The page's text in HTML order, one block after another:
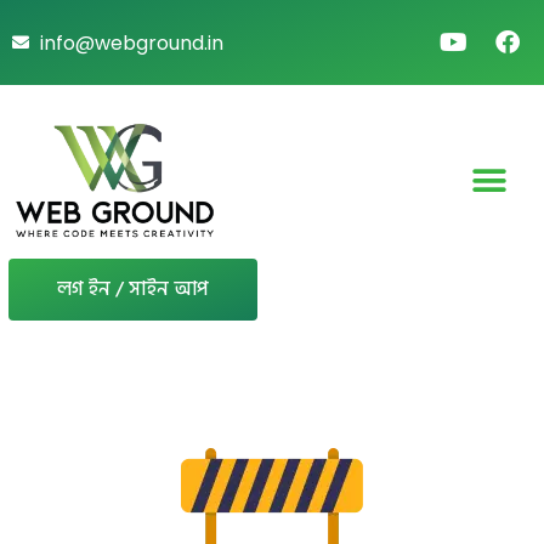
info@webground.in
লগ ইন / সাইন আপ